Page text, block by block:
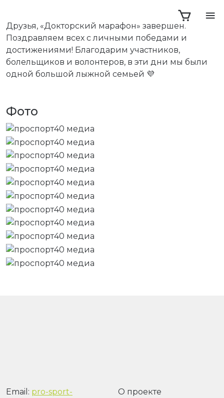
Друзья, «Докторский марафон» завершен.
Поздравляем всех с личными победами и
достижениями! Благодарим участников,
болельщиков и волонтеров, в эти дни мы были
одной большой лыжной семьей 💜
Фото
Email: pro-sport-
О проекте